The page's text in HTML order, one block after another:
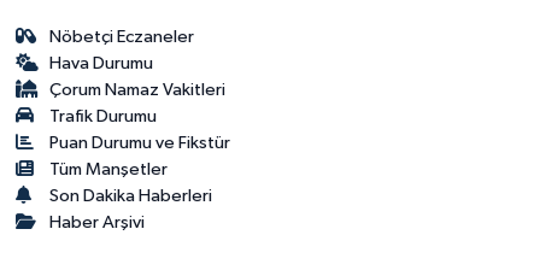
Nöbetçi Eczaneler
Hava Durumu
Çorum Namaz Vakitleri
Trafik Durumu
Puan Durumu ve Fikstür
Tüm Manşetler
Son Dakika Haberleri
Haber Arşivi